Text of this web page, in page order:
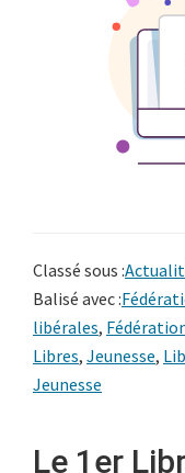
Classé sous :
Balisé avec :
libérales,
Libres, Jeunesse,
Jeunesse
Le 1er